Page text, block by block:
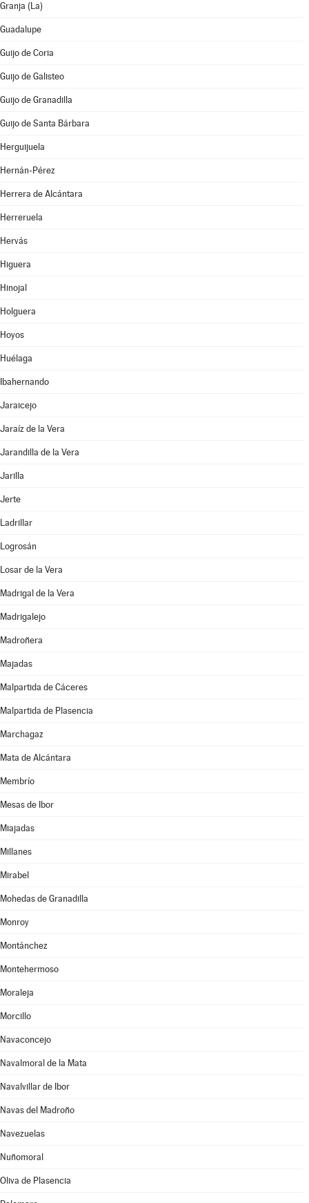
Granja (La)
Guadalupe
Guijo de Coria
Guijo de Galisteo
Guijo de Granadilla
Guijo de Santa Bárbara
Herguijuela
Hernán-Pérez
Herrera de Alcántara
Herreruela
Hervás
Higuera
Hinojal
Holguera
Hoyos
Huélaga
Ibahernando
Jaraicejo
Jaraíz de la Vera
Jarandilla de la Vera
Jarilla
Jerte
Ladrillar
Logrosán
Losar de la Vera
Madrigal de la Vera
Madrigalejo
Madroñera
Majadas
Malpartida de Cáceres
Malpartida de Plasencia
Marchagaz
Mata de Alcántara
Membrío
Mesas de Ibor
Miajadas
Millanes
Mirabel
Mohedas de Granadilla
Monroy
Montánchez
Montehermoso
Moraleja
Morcillo
Navaconcejo
Navalmoral de la Mata
Navalvillar de Ibor
Navas del Madroño
Navezuelas
Nuñomoral
Oliva de Plasencia